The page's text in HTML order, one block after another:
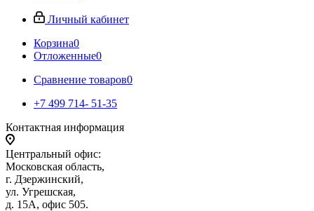
Личный кабинет
Корзина0
Отложенные0
Сравнение товаров0
+7 499 714- 51-35
Контактная информация
Центральный офис:
Московская область,
г. Дзержинский,
ул. Угрешская,
д. 15А, офис 505.